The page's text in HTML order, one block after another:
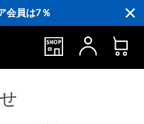
会員は7％
ポン」プレゼント！
スプレゼント！
料！